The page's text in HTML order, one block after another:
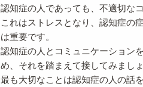
認知症の人であっても、不適切な
これはストレスとなり、認知症の
は重要です。
認知症の人とコミュニケーション
め、それを踏まえて接してみましょ
最も大切なことは認知症の人の話